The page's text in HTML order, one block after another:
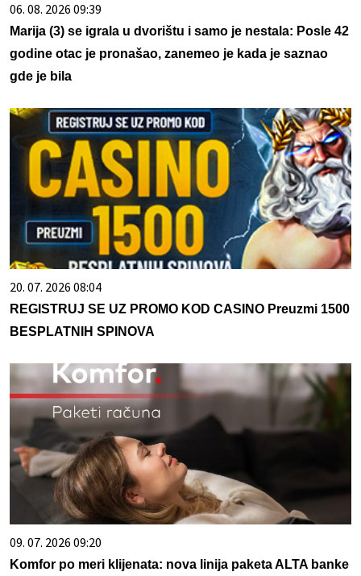
06. 08. 2026 09:39
Marija (3) se igrala u dvorištu i samo je nestala: Posle 42
godine otac je pronašao, zanemeo je kada je saznao
gde je bila
20. 07. 2026 08:04
REGISTRUJ SE UZ PROMO KOD CASINO Preuzmi 1500
BESPLATNIH SPINOVA
09. 07. 2026 09:20
Komfor po meri klijenata: nova linija paketa ALTA banke